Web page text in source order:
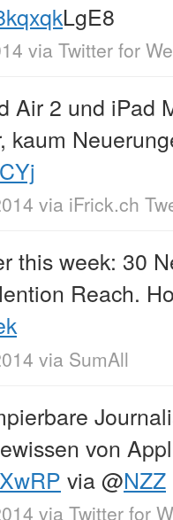
LgE8
via Twitter for
Air 2 und iPad
kaum
via iFrick.ch
this week: 30
Reach.
via SumAll
von
via@NZZ
via Twitter for